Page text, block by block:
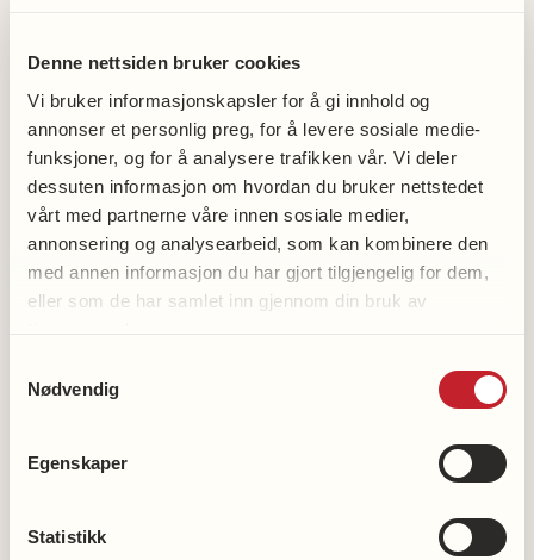
Denne nettsiden bruker cookies
Vi bruker informasjonskapsler for å gi innhold og
annonser et personlig preg, for å levere sosiale medie-
funksjoner, og for å analysere trafikken vår. Vi deler
dessuten informasjon om hvordan du bruker nettstedet
vårt med partnerne våre innen sosiale medier,
annonsering og analysearbeid, som kan kombinere den
med annen informasjon du har gjort tilgjengelig for dem,
eller som de har samlet inn gjennom din bruk av
Nødvendig
Egenskaper
Statistikk
– En av flere verdier i prosjektet er at pasientene
kan hoppe over mange kontrollsteg som i dag er
nødvendig for å bestemme om et hjerteinfarkt har
funnet sted eller ikke. Målet er at diagnose kan
settes allerede i øyeblikket EKGet tas i
ambulansen. Dette vil kunne bli satt med så høy
presisjon at pasienten kan gå direkte til
behandling, framfor å måtte gå gjennom andre mer
tidkrevende diagnostiske tester, slik det er i dag,
Singstad er utdannet informatiker og har ikke
tidligere medisinsk bakgrunn. På forskerlaget har
han derfor med seg dyktige kardiologer,
intensivsykepleiere og flere andre med IT-teknisk
kompetanse, som sammen mener de er på sporet